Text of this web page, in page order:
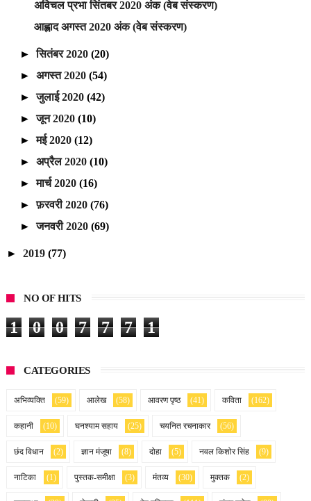
अविचल प्रभा सिंतबर 2020 अंक (वेब संस्करण)
आह्लाद अगस्त 2020 अंक (वेब संस्करण)
►सितंबर 2020(20)
►अगस्त 2020(54)
►जुलाई 2020(42)
►जून 2020(10)
►मई 2020(12)
►अप्रैल 2020(10)
►मार्च 2020(16)
►फ़रवरी 2020(76)
►जनवरी 2020(69)
► 2019 (77)
NO OF HITS
1 0 0 7 7 7 1
CATEGORIES
अभिव्यक्ति (59) आलेख (58) आवरण पृष्ठ (41) कविता (162)
कहानी (10) घनश्याम सहाय (25) चयनित रचनाकार (56)
छंद विधान (2) ज्ञान मंजूषा (8) दोहा (5) नवल किशोर सिंह (9)
नाटिका (1) पुस्तक-समीक्षा (3) मंतव्य (30) मुक्तक (2)